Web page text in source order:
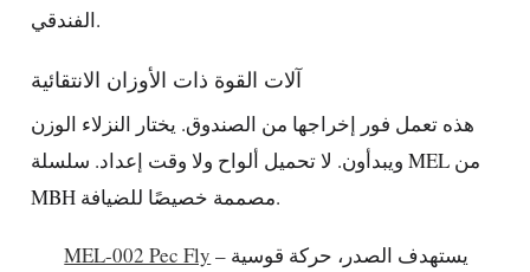
الفندقي.
آلات القوة ذات الأوزان الانتقائية
هذه تعمل فور إخراجها من الصندوق. يختار النزلاء الوزن
ويبدأون. لا تحميل ألواح ولا وقت إعداد. سلسلة MEL من
MBH مصممة خصيصًا للضيافة.
MEL-002 Pec Fly – يستهدف الصدر، حركة قوسية